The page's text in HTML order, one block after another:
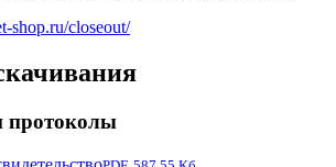
shop.ru/closeout/
протоколы